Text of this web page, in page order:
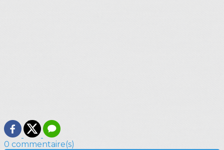
0 commentaire(s)